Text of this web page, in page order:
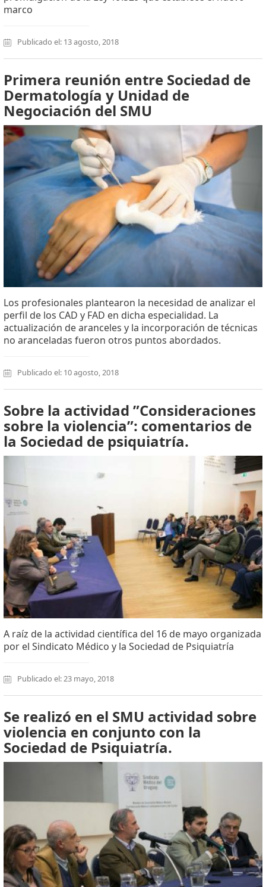
marco
Publicado el: 13 agosto, 2018
Primera reunión entre Sociedad de
Dermatología y Unidad de
Negociación del SMU
Los profesionales plantearon la necesidad de analizar el
perfil de los CAD y FAD en dicha especialidad. La
actualización de aranceles y la incorporación de técnicas
no aranceladas fueron otros puntos abordados.
Publicado el: 10 agosto, 2018
Sobre la actividad ”Consideraciones
sobre la violencia”: comentarios de
la Sociedad de psiquiatría.
A raíz de la actividad científica del 16 de mayo organizada
por el Sindicato Médico y la Sociedad de Psiquiatría
Publicado el: 23 mayo, 2018
Se realizó en el SMU actividad sobre
violencia en conjunto con la
Sociedad de Psiquiatría.